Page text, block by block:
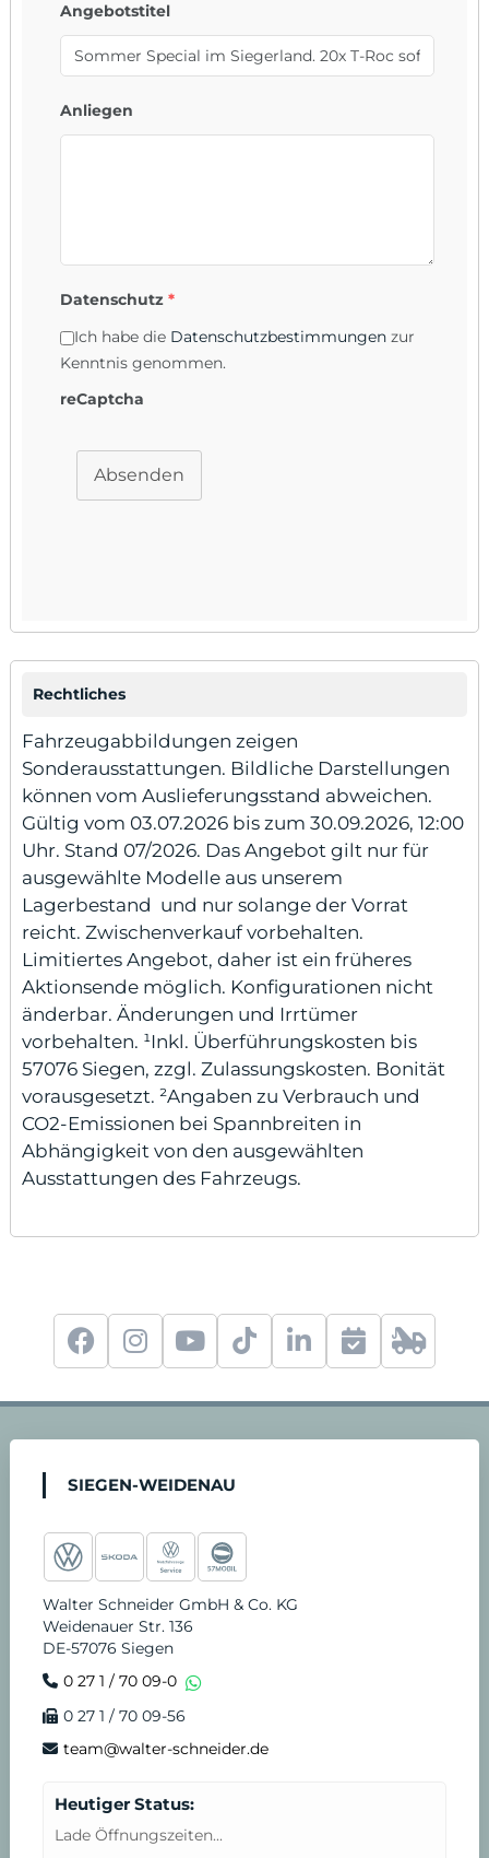
Angebotstitel
Anliegen
Datenschutz *
Ich habe die Datenschutzbestimmungenzur
Kenntnis genommen.
reCaptcha
Absenden
Rechtliches
Fahrzeugabbildungen zeigen
Sonderausstattungen. Bildliche Darstellungen
können vom Auslieferungsstand abweichen.
Gültig vom 03.07.2026 bis zum 30.09.2026, 12:00
Uhr. Stand 07/2026. Das Angebot gilt nur für
ausgewählte Modelle aus unserem
Lagerbestand und nur solange der Vorrat
reicht. Zwischenverkauf vorbehalten.
Limitiertes Angebot, daher ist ein früheres
Aktionsende möglich. Konfigurationen nicht
änderbar. Änderungen und Irrtümer
vorbehalten. ¹Inkl. Überführungskosten bis
57076 Siegen, zzgl. Zulassungskosten. Bonität
vorausgesetzt. ²Angaben zu Verbrauch und
CO2-Emissionen bei Spannbreiten in
Abhängigkeit von den ausgewählten
Ausstattungen des Fahrzeugs.
f
c
e
b
o
o
k
i
s
t
a
g
r
a
m
y
u
t
u
b
e
t
t
o
l
S
2
SIEGEN-WEIDENAU
Walter Schneider GmbH & Co. KG
Weidenauer Str. 136
DE-57076 Siegen
0 27 1 / 70 09-0
0 27 1 / 70 09-56
team@walter-schneider.de
Heutiger Status:
Lade Öffnungszeiten...